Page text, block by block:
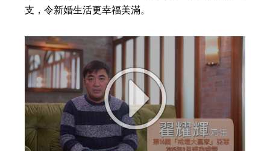
支，令新婚生活更幸福美滿。